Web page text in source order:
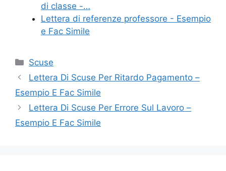
di classe -…
Lettera di referenze professore - Esempio
e Fac Simile
Categorie
Scuse
Lettera Di Scuse Per Ritardo Pagamento –
Esempio E Fac Simile
Lettera Di Scuse Per Errore Sul Lavoro –
Esempio E Fac Simile